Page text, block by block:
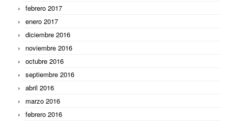
febrero 2017
enero 2017
diciembre 2016
noviembre 2016
octubre 2016
septiembre 2016
abril 2016
marzo 2016
febrero 2016